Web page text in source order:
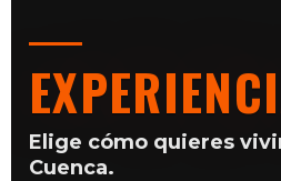
Elige cómo quieres
Cuenca.